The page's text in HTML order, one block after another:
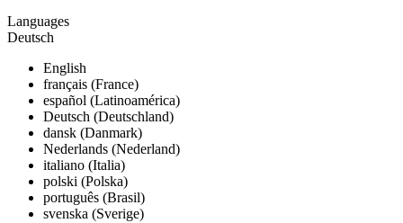
Languages
Deutsch
English
français (France)
español (Latinoamérica)
Deutsch (Deutschland)
dansk (Danmark)
Nederlands (Nederland)
italiano (Italia)
polski (Polska)
português (Brasil)
svenska (Sverige)